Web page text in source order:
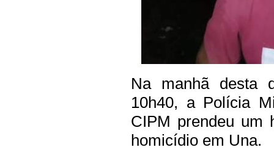
Na manhã desta
10h40, a Polícia
CIPM prendeu um
homicídio em Una.